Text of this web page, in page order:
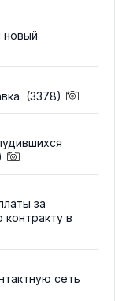
новый
(3378)
за
в
сеть